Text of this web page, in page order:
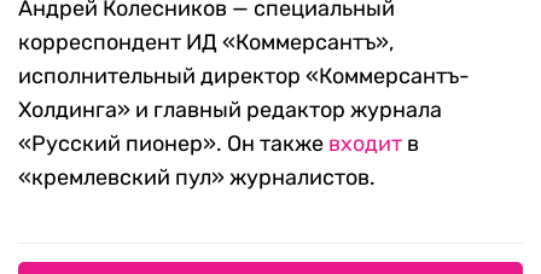
Андрей Колесников — специальный
корреспондент ИД «Коммерсантъ»,
исполнительный директор «Коммерсантъ-
Холдинга» и главный редактор журнала
«Русский пионер». Он также входит в
«кремлевский пул» журналистов.